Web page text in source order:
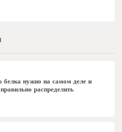
белка нужно на самом деле и
распределить